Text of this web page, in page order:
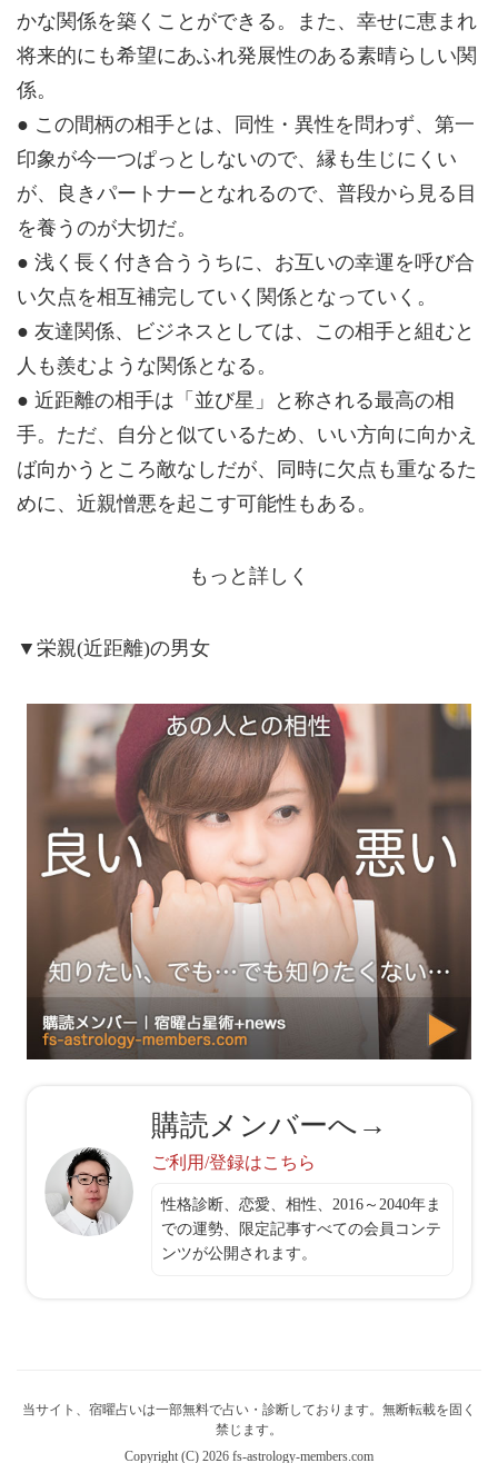
かな関係を築くことができる。また、幸せに恵まれ
将来的にも希望にあふれ発展性のある素晴らしい関
係。
● この間柄の相手とは、同性・異性を問わず、第一
印象が今一つぱっとしないので、縁も生じにくい
が、良きパートナーとなれるので、普段から見る目
を養うのが大切だ。
● 浅く長く付き合ううちに、お互いの幸運を呼び合
い欠点を相互補完していく関係となっていく。
● 友達関係、ビジネスとしては、この相手と組むと
人も羨むような関係となる。
● 近距離の相手は「並び星」と称される最高の相
手。ただ、自分と似ているため、いい方向に向かえ
ば向かうところ敵なしだが、同時に欠点も重なるた
めに、近親憎悪を起こす可能性もある。
もっと詳しく
▼栄親(近距離)の男女
購読メンバーへ→
ご利用/登録はこちら
性格診断、恋愛、相性、2016～2040年ま
での運勢、限定記事すべての会員コンテ
ンツが公開されます。
当サイト、宿曜占いは一部無料で占い・診断しております。無断転載を固く
禁じます。
Copyright (C) 2026 fs-astrology-members.com